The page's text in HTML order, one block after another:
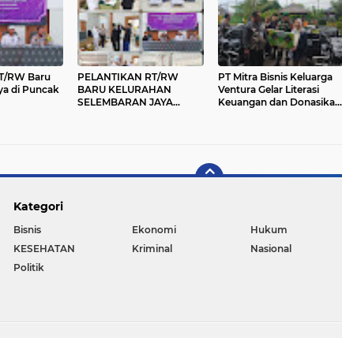
RW Baru
di Puncak
PELANTIKAN RT/RW
BARU KELURAHAN
SELEMBARAN JAYA
​PT Mitra Bisnis Keluarga
Ventura Gelar Literasi
Keuangan dan Donasikan
Kategori
Bisnis Ekonomi Hukum
KESEHATAN
Kriminal Nasional
Politik